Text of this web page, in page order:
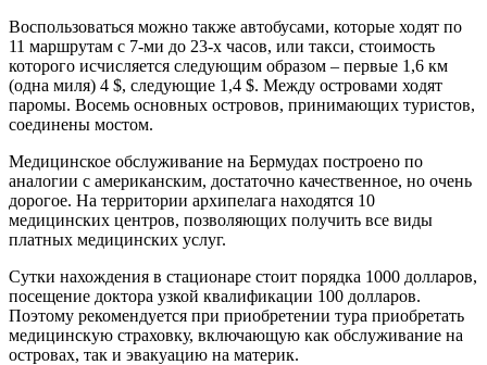
Воспользоваться можно также автобусами, которые ходят по
11 маршрутам с 7-ми до 23-х часов, или такси, стоимость
которого исчисляется следующим образом – первые 1,6 км
(одна миля) 4 $, следующие 1,4 $. Между островами ходят
паромы. Восемь основных островов, принимающих туристов,
соединены мостом.
Медицинское обслуживание на Бермудах построено по
аналогии с американским, достаточно качественное, но очень
дорогое. На территории архипелага находятся 10
медицинских центров, позволяющих получить все виды
платных медицинских услуг.
Сутки нахождения в стационаре стоит порядка 1000 долларов,
посещение доктора узкой квалификации 100 долларов.
Поэтому рекомендуется при приобретении тура приобретать
медицинскую страховку, включающую как обслуживание на
островах, так и эвакуацию на материк.